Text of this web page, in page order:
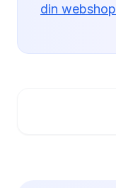
din webshop